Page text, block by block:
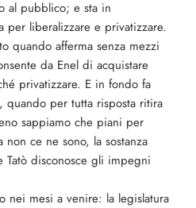
al pubblico; e sta in
per liberalizzare e privatizzare.
quando afferma senza mezzi
da Enel di acquistare
privatizzare. E in fondo fa
quando per tutta risposta ritira
sappiamo che piani per
non ce ne sono, la sostanza
disconosce gli impegni
nei mesi a venire: la legislatura